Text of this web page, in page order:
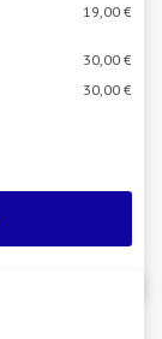
19,00 €
30,00 €
30,00 €